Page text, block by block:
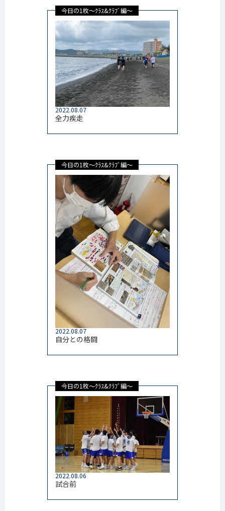
今日の1枚～ｸﾗｽ&ｸﾗﾌﾞ編～
2022.08.07
全力疾走
今日の1枚～ｸﾗｽ&ｸﾗﾌﾞ編～
2022.08.07
自分との格闘
今日の1枚～ｸﾗｽ&ｸﾗﾌﾞ編～
2022.08.06
試合前